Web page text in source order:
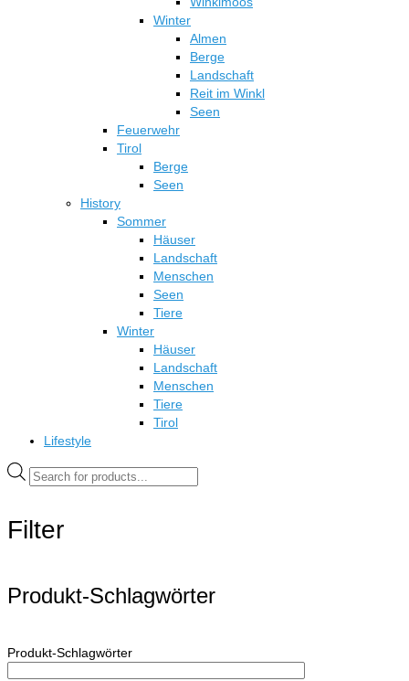
Winter
Almen
Berge
Landschaft
Reit im Winkl
Seen
Feuerwehr
Tirol
Berge
Seen
History
Sommer
Häuser
Landschaft
Menschen
Seen
Tiere
Winter
Häuser
Landschaft
Menschen
Tiere
Tirol
Lifestyle
Products
search
Filter
Produkt-Schlagwörter
Produkt-Schlagwörter